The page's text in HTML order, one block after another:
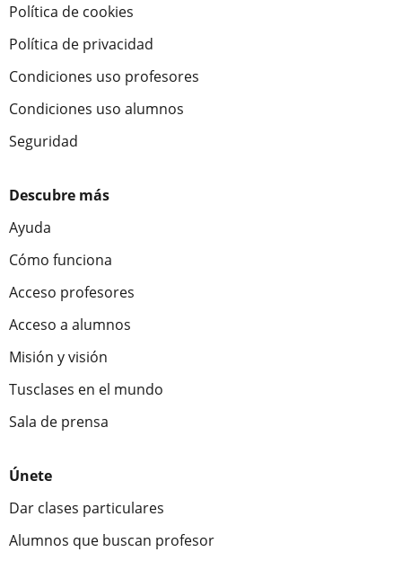
Política de cookies
Política de privacidad
Condiciones uso profesores
Condiciones uso alumnos
Seguridad
Descubre más
Ayuda
Cómo funciona
Acceso profesores
Acceso a alumnos
Misión y visión
Tusclases en el mundo
Sala de prensa
Únete
Dar clases particulares
Alumnos que buscan profesor